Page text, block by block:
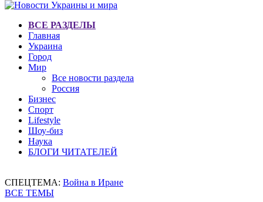
ВСЕ РАЗДЕЛЫ
Главная
Украина
Город
Мир
Все новости раздела
Россия
Бизнес
Спорт
Lifestyle
Шоу-биз
Наука
БЛОГИ ЧИТАТЕЛЕЙ
СПЕЦТЕМА: Война в Иране
ВСЕ ТЕМЫ